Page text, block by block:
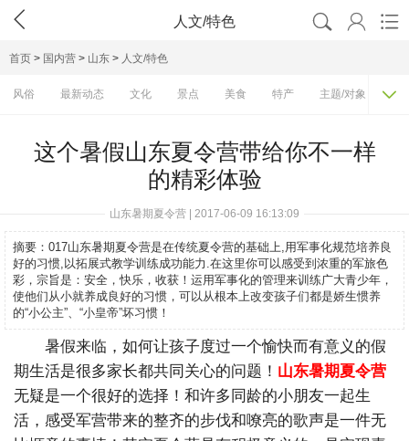
 人文/特色   
首页 > 国内营 > 山东 > 人文/特色
风俗 最新动态 文化 景点 美食 特产 主题/对象 费

这个暑假山东夏令营带给你不一样
的精彩体验
山东暑期夏令营 | 2017-06-09 16:13:09
摘要： 017山东暑期夏令营是在传统夏令营的基础上,用军事化规范培养良
好的习惯,以拓展式教学训练成功能力.在这里你可以感受到浓重的军旅色
彩，宗旨是：安全，快乐，收获！运用军事化的管理来训练广大青少年，
使他们从小就养成良好的习惯，可以从根本上改变孩子们都是娇生惯养
的“小公主”、“小皇帝”坏习惯！
暑假来临，如何让孩子度过一个愉快而有意义的假
期生活是很多家长都共同关心的问题！ 山东暑期夏令营
无疑是一个很好的选择！和许多同龄的小朋友一起生
活，感受军营带来的整齐的步伐和嘹亮的歌声是一件无